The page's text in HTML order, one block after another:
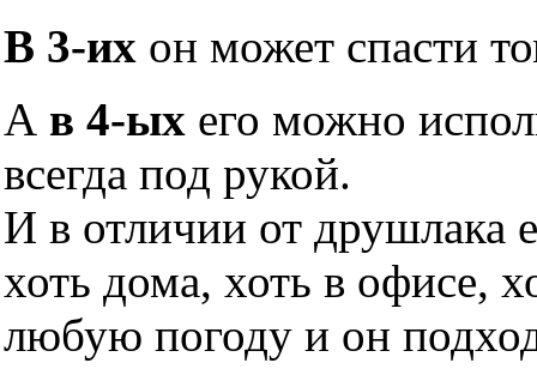
В 3-их он может спасти
А в 4-ых его можно
всегда под рукой.
И в отличии от друшлака
хоть дома, хоть в офисе,
любую погоду и он